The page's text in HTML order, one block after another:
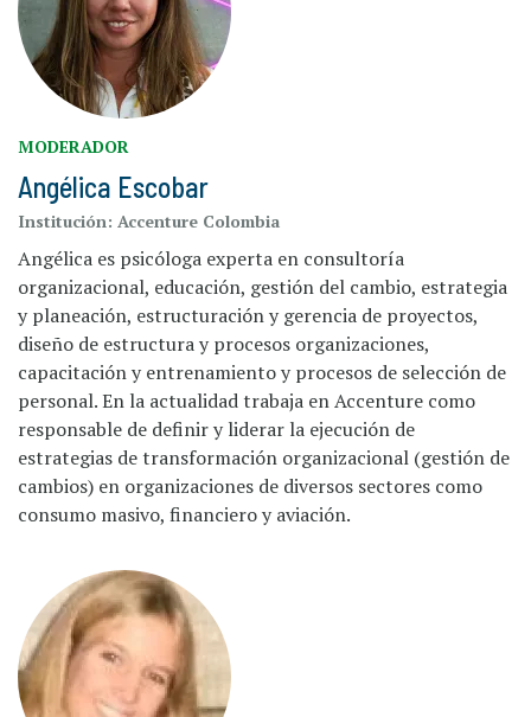
MODERADOR
Angélica Escobar
Institución: Accenture Colombia
Angélica es psicóloga experta en consultoría
organizacional, educación, gestión del cambio, estrategia
y planeación, estructuración y gerencia de proyectos,
diseño de estructura y procesos organizaciones,
capacitación y entrenamiento y procesos de selección de
personal. En la actualidad trabaja en Accenture como
responsable de definir y liderar la ejecución de
estrategias de transformación organizacional (gestión de
cambios) en organizaciones de diversos sectores como
consumo masivo, financiero y aviación.